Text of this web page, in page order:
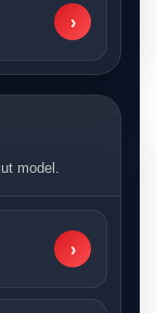
›
model.
›